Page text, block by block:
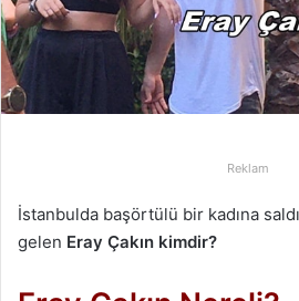
t
a
n
m
Reklam
İstanbulda başörtülü bir kadına
gelen Eray Çakın kimdir?